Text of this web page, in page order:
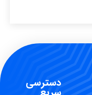
دسترسی